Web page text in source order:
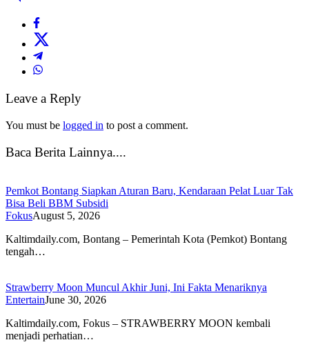
Leave a Reply
You must be logged in to post a comment.
Baca Berita Lainnya....
Pemkot Bontang Siapkan Aturan Baru, Kendaraan Pelat Luar Tak
Bisa Beli BBM Subsidi
FokusAugust 5, 2026
Kaltimdaily.com, Bontang – Pemerintah Kota (Pemkot) Bontang
tengah…
Strawberry Moon Muncul Akhir Juni, Ini Fakta Menariknya
EntertainJune 30, 2026
Kaltimdaily.com, Fokus – STRAWBERRY MOON kembali
menjadi perhatian…